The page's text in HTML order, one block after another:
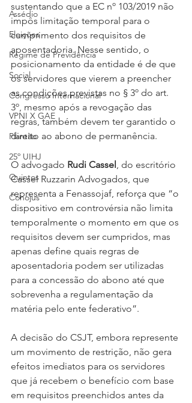
Assédio
Eleições
Regime de Previdência
Social
Congresso Internacional
VPNI X GAE
Plantão
25º UIHJ
Quintos
Conojus
sustentando que a EC nº 103/2019 não
impôs limitação temporal para o
cumprimento dos requisitos de
aposentadoria. Nesse sentido, o
posicionamento da entidade é de que
os servidores que vierem a preencher
as condições previstas no § 3º do art.
3º, mesmo após a revogação das
regras, também devem ter garantido o
direito ao abono de permanência.
O advogado Rudi Cassel, do escritório
Cassel Ruzzarin Advogados, que
representa a Fenassojaf, reforça que “o
dispositivo em controvérsia não limita
temporalmente o momento em que os
requisitos devem ser cumpridos, mas
apenas define quais regras de
aposentadoria podem ser utilizadas
para a concessão do abono até que
sobrevenha a regulamentação da
matéria pelo ente federativo”.
A decisão do CSJT, embora represente
um movimento de restrição, não gera
efeitos imediatos para os servidores
que já recebem o benefício com base
em requisitos preenchidos antes da